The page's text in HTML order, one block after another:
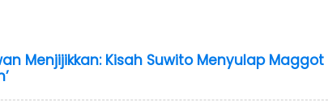
Menjijikkan: Kisah Suwito Menyulap Maggot